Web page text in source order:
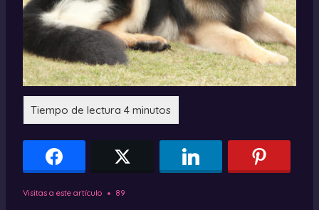
Visitas a este artículo 89